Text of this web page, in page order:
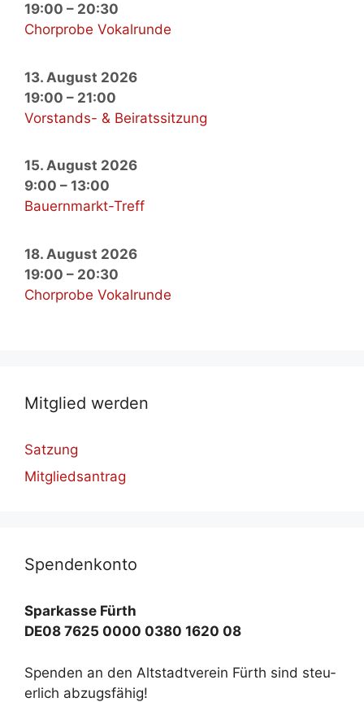
19:00 – 20:30
Chorprobe Vokalrunde
13. August 2026
19:00 – 21:00
Vorstands- & Beiratssitzung
15. August 2026
9:00 – 13:00
Bauernmarkt-Treff
18. August 2026
19:00 – 20:30
Chorprobe Vokalrunde
Mit­glied wer­den
Satzung
Mitgliedsantrag
Spen­den­kon­to
Spar­kas­se Fürth
DE08 7625 0000 0380 1620 08
Spen­den an den Alt­stadt­ver­ein Fürth sind steu­
er­lich ab­zugs­fä­hig!